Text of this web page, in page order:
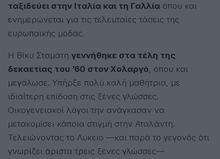
ταξιδεύει στην Ιταλία και τη Γαλλία όπου και
ενημερώνεται για τις τελευταίες τάσεις της
ευρωπαϊκής μόδας.
Η Βίκυ Σταμάτη γεννήθηκε στα τέλη της
δεκαετίας του ’60 στον Χολαργό , όπου και
μεγάλωσε. Υπήρξε πολύ καλή μαθήτρια, με
ιδιαίτερη επίδοση στις ξένες γλώσσες.
Οικογενειακοί λόγοι την ανάγκασαν να
μετακομίσει κάποια στιγμή στην Αταλάντη.
Τελειώνοντας το Λύκειο —και παρά το γεγονός ότι
γνωρίζει άριστα τρεις ξένες γλώσσες—